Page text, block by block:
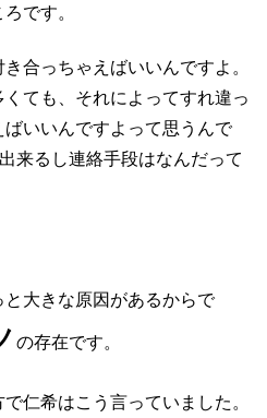
です。
合っちゃえばいいんですよ。
ても、それによってすれ違っ
いいんですよって思うんで
来るし連絡手段はなんだって
大きな原因があるからで
の存在です。
仁希はこう言っていました。